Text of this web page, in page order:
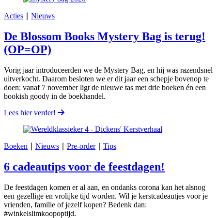
Acties Nieuws
De Blossom Books Mystery Bag is terug!
(OP=OP)
Vorig jaar introduceerden we de Mystery Bag, en hij was razendsnel
uitverkocht. Daarom besloten we er dit jaar een schepje bovenop te
doen: vanaf 7 november ligt de nieuwe tas met drie boeken én een
bookish goody in de boekhandel.
Lees hier verder!
Boeken Nieuws Pre-order∣ Tips
6 cadeautips voor de feestdagen!
De feestdagen komen er al aan, en ondanks corona kan het alsnog
een gezellige en vrolijke tijd worden. Wil je kerstcadeautjes voor je
vrienden, familie of jezelf kopen? Bedenk dan:
#winkelslimkoopoptijd.